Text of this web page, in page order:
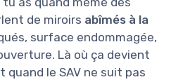
de miroirs abîmés à la
surface endommagée,
Là où ça devient
quand le SAV ne suit pas